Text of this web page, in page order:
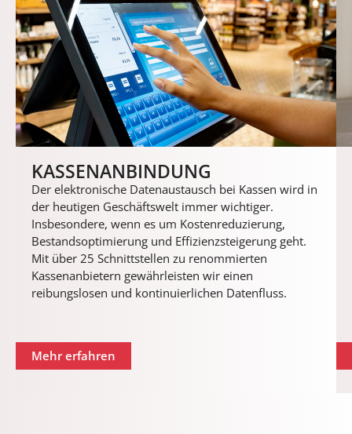
KASSEN­ANBINDUNG
Der elektronische Datenaustausch bei Kassen wird in
der heutigen Geschäftswelt immer wichtiger.
Insbesondere, wenn es um Kostenreduzierung,
Bestandsoptimierung und Effizienzsteigerung geht.
Mit über 25 Schnittstellen zu renommierten
Kassenanbietern gewährleisten wir einen
reibungslosen und kontinuierlichen Datenfluss.
Mehr erfahren